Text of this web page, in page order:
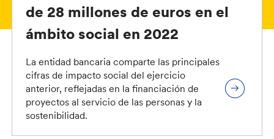
de 28 millones de euros en el
ámbito social en 2022
La entidad bancaria comparte las principales
cifras de impacto social del ejercicio
anterior, reflejadas en la financiación de
proyectos al servicio de las personas y la
sostenibilidad.